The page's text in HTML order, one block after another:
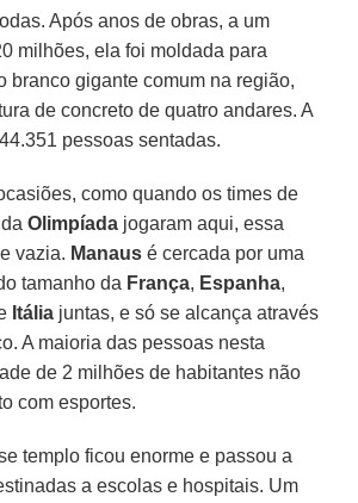
Após anos de obras, a um
milhões, ela foi moldada para
branco gigante comum na região,
de concreto de quatro andares. A
pessoas sentadas.
como quando os times de
daOlimpíada jogaram aqui, essa
vazia. Manaus é cercada por uma
tamanho da França, Espanha,
Itália juntas, e só se alcança através
A maioria das pessoas nesta
de 2 milhões de habitantes não
com esportes.
templo ficou enorme e passou a
a escolas e hospitais. Um